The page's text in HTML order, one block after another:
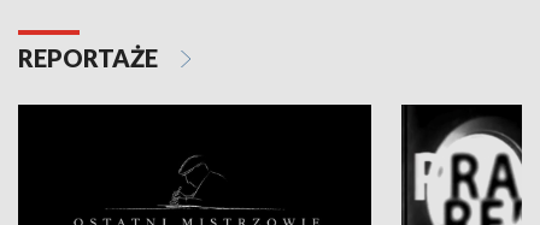
REPORTAŻE